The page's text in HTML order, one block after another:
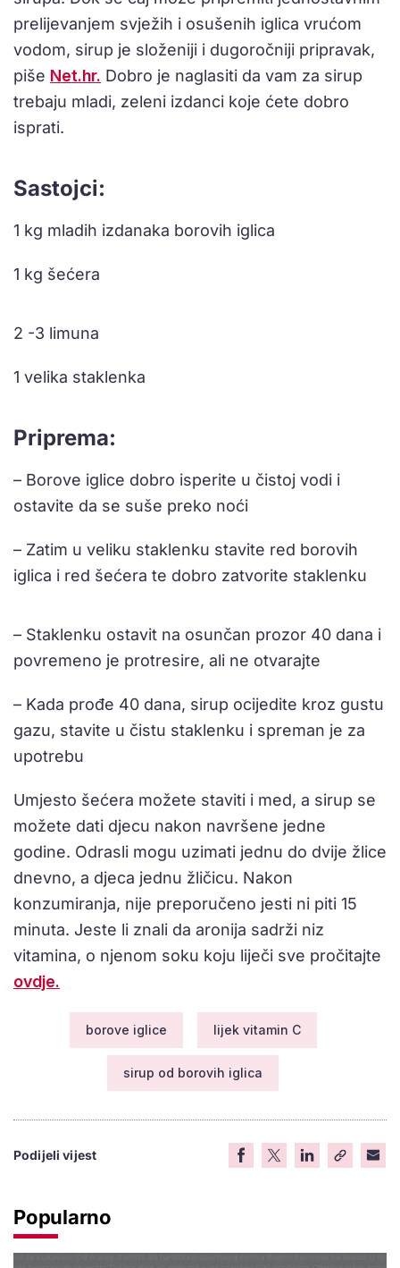
prelijevanjem svježih i osušenih iglica vrućom
vodom, sirup je složeniji i dugoročniji pripravak,
piše Net.hr. Dobro je naglasiti da vam za sirup
trebaju mladi, zeleni izdanci koje ćete dobro
isprati.
Sastojci:
1 kg mladih izdanaka borovih iglica
1 kg šećera
2 -3 limuna
1 velika staklenka
Priprema:
– Borove iglice dobro isperite u čistoj vodi i
ostavite da se suše preko noći
– Zatim u veliku staklenku stavite red borovih
iglica i red šećera te dobro zatvorite staklenku
– Staklenku ostavit na osunčan prozor 40 dana i
povremeno je protresire, ali ne otvarajte
– Kada prođe 40 dana, sirup ocijedite kroz gustu
gazu, stavite u čistu staklenku i spreman je za
upotrebu
Umjesto šećera možete staviti i med, a sirup se
možete dati djecu nakon navršene jedne
godine. Odrasli mogu uzimati jednu do dvije žlice
dnevno, a djeca jednu žličicu. Nakon
konzumiranja, nije preporučeno jesti ni piti 15
minuta. Jeste li znali da aronija sadrži niz
vitamina, o njenom soku koju liječi sve pročitajte
ovdje.
borove iglice lijek vitamin C
sirup od borovih iglica
Podijeli vijest
Popularno